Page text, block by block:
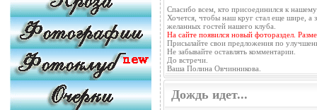
Спасибо всем, кто присоединился к
Хочется, чтобы наш круг стал еще шире, а
желанных гостей нашего клуба.
На сайте появился новый фотораздел.
Присылайте свои предложения по
Не забывайте оставлять комментарии.
До встречи.
Ваша Полина Овчинникова.
Дождь идет...